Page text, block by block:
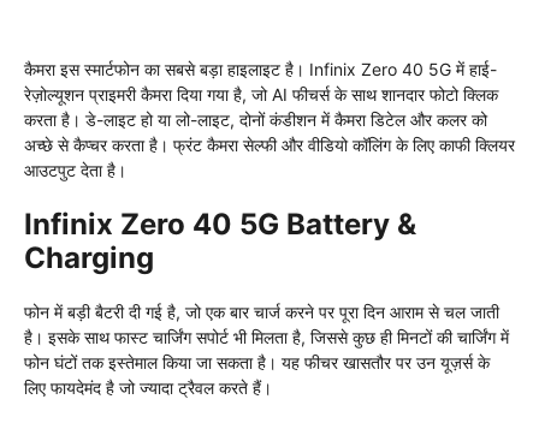
कैमरा इस स्मार्टफोन का सबसे बड़ा हाइलाइट है। Infinix Zero 40 5G में हाई-
रेज़ोल्यूशन प्राइमरी कैमरा दिया गया है, जो AI फीचर्स के साथ शानदार फोटो क्लिक
करता है। डे-लाइट हो या लो-लाइट, दोनों कंडीशन में कैमरा डिटेल और कलर को
अच्छे से कैप्चर करता है। फ्रंट कैमरा सेल्फी और वीडियो कॉलिंग के लिए काफी क्लियर
आउटपुट देता है।
Infinix Zero 40 5G Battery &
Charging
फोन में बड़ी बैटरी दी गई है, जो एक बार चार्ज करने पर पूरा दिन आराम से चल जाती
है। इसके साथ फास्ट चार्जिंग सपोर्ट भी मिलता है, जिससे कुछ ही मिनटों की चार्जिंग में
फोन घंटों तक इस्तेमाल किया जा सकता है। यह फीचर खासतौर पर उन यूज़र्स के
लिए फायदेमंद है जो ज्यादा ट्रैवल करते हैं।